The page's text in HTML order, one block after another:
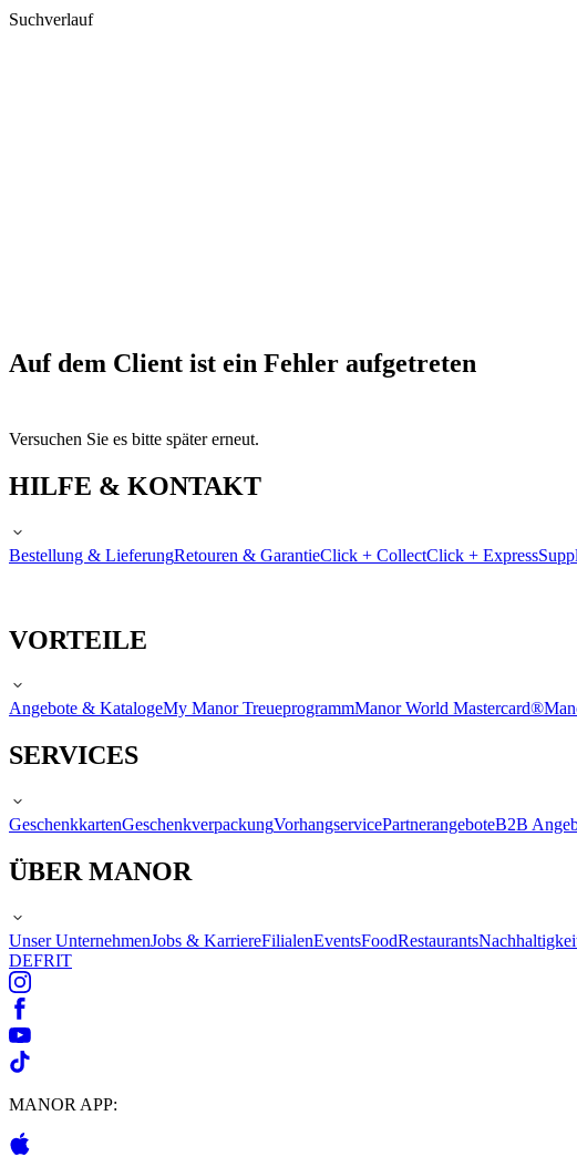
Suchverlauf
Auf dem Client ist ein Fehler aufgetreten
Versuchen Sie es bitte später erneut.
HILFE & KONTAKT
Bestellung & LieferungRetouren & GarantieClick + CollectClick + Express
VORTEILE
Angebote & KatalogeMy Manor TreueprogrammManor World Mastercard®
SERVICES
GeschenkkartenGeschenkverpackungVorhangservicePartnerangeboteB2B
ÜBER MANOR
Unser UnternehmenJobs & KarriereFilialenEventsFoodRestaurants
DEFRIT
MANOR APP: